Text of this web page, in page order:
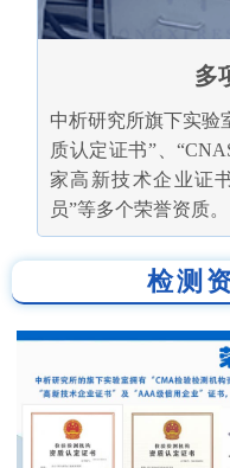
多
中析研究所旗下实验
质认定证书”、
家高新技术企业证
员”等多个荣誉资质。
检测